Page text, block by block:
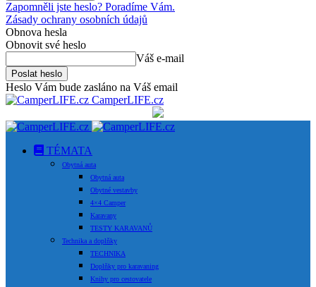
Zapomněli jste heslo? Poradíme Vám.
Zásady ochrany osobních údajů
Obnova hesla
Obnovit své heslo
Váš e-mail
Heslo Vám bude zasláno na Váš email
CamperLIFE.cz
TÉMATA
Obytná auta
Obytná auta
Obytné vestavby
4×4 Camper
Karavany
TESTY KARAVANŮ
Technika a doplňky
TECHNIKA
Doplňky pro karavaning
Knihy pro cestovatele